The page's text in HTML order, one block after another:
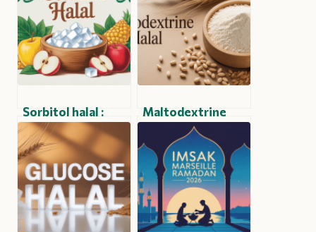
Sorbitol halal :
tout ce que vous
devez savoir pour
consommer en
toute confiance
Maltodextrine
halal : ce qu’il faut
vraiment savoir
avant de
consommer